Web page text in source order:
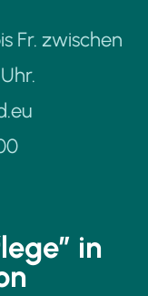
Fr. zwischen
in